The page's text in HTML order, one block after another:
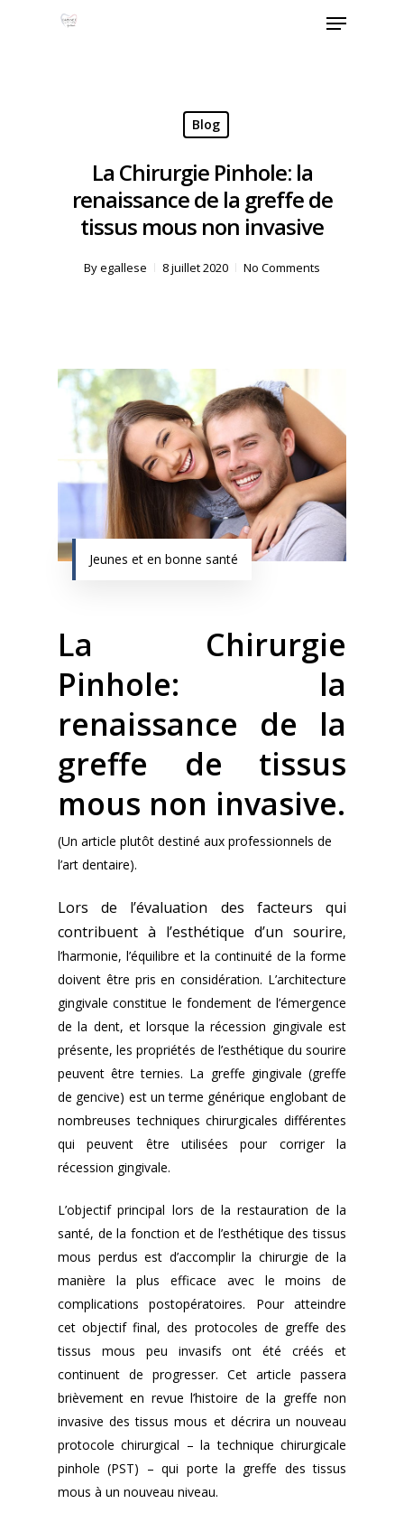
Menu
Blog
La Chirurgie Pinhole: la
renaissance de la greffe de
tissus mous non invasive
Byegallese 8 juillet 2020 No Comments
Jeunes et en bonne santé
La Chirurgie
Pinhole: la
renaissance de la
greffe de tissus
mous non invasive.
(Un article plutôt destiné aux professionnels de
l’art dentaire).
Lors de l’évaluation des facteurs qui
contribuent à l’esthétique d’un sourire,
l’harmonie, l’équilibre et la continuité de la forme
doivent être pris en considération. L’architecture
gingivale constitue le fondement de l’émergence
de la dent, et lorsque la récession gingivale est
présente, les propriétés de l’esthétique du sourire
peuvent être ternies. La greffe gingivale (greffe
de gencive) est un terme générique englobant de
nombreuses techniques chirurgicales différentes
qui peuvent être utilisées pour corriger la
récession gingivale.
L’objectif principal lors de la restauration de la
santé, de la fonction et de l’esthétique des tissus
mous perdus est d’accomplir la chirurgie de la
manière la plus efficace avec le moins de
complications postopératoires. Pour atteindre
cet objectif final, des protocoles de greffe des
tissus mous peu invasifs ont été créés et
continuent de progresser. Cet article passera
brièvement en revue l’histoire de la greffe non
invasive des tissus mous et décrira un nouveau
protocole chirurgical – la technique chirurgicale
pinhole (PST) – qui porte la greffe des tissus
mous à un nouveau niveau.